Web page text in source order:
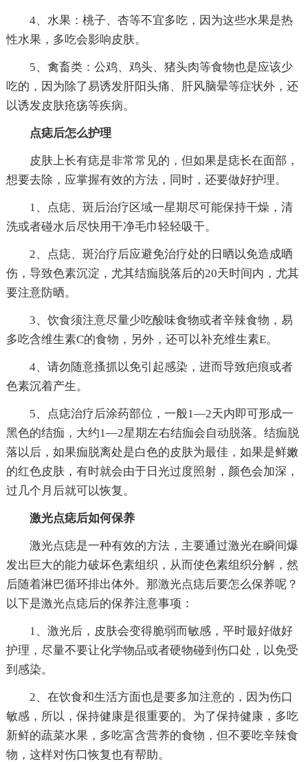
4、水果：桃子、杏等不宜多吃，因为这些水果是热
性水果，多吃会影响皮肤。
5、禽畜类：公鸡、鸡头、猪头肉等食物也是应该少
吃的，因为除了易诱发肝阳头痛、肝风脑晕等症状外，还
以诱发皮肤疮疡等疾病。
点痣后怎么护理
皮肤上长有痣是非常常见的，但如果是痣长在面部，
想要去除，应掌握有效的方法，同时，还要做好护理。
1、点痣、斑后治疗区域一星期尽可能保持干燥，清
洗或者碰水后尽快用干净毛巾轻轻吸干。
2、点痣、斑治疗后应避免治疗处的日晒以免造成晒
伤，导致色素沉淀，尤其结痂脱落后的20天时间内，尤其
要注意防晒。
3、饮食须注意尽量少吃酸味食物或者辛辣食物，易
多吃含维生素C的食物，另外，还可以补充维生素E。
4、请勿随意搔抓以免引起感染，进而导致疤痕或者
色素沉着产生。
5、点痣治疗后涂药部位，一般1—2天内即可形成一
黑色的结痂，大约1—2星期左右结痂会自动脱落。结痂脱
落以后，如果痂脱离处是白色的皮肤为最佳，如果是鲜嫩
的红色皮肤，有时就会由于日光过度照射，颜色会加深，
过几个月后就可以恢复。
激光点痣后如何保养
激光点痣是一种有效的方法，主要通过激光在瞬间爆
发出巨大的能力破坏色素组织，从而使色素组织分解，然
后随着淋巴循环排出体外。那激光点痣后要怎么保养呢？
以下是激光点痣后的保养注意事项：
1、激光后，皮肤会变得脆弱而敏感，平时最好做好
护理，尽量不要让化学物品或者硬物碰到伤口处，以免受
到感染。
2、在饮食和生活方面也是要多加注意的，因为伤口
敏感，所以，保持健康是很重要的。为了保持健康，多吃
新鲜的蔬菜水果，多吃富含营养的食物，但不要吃辛辣食
物，这样对伤口恢复也有帮助。